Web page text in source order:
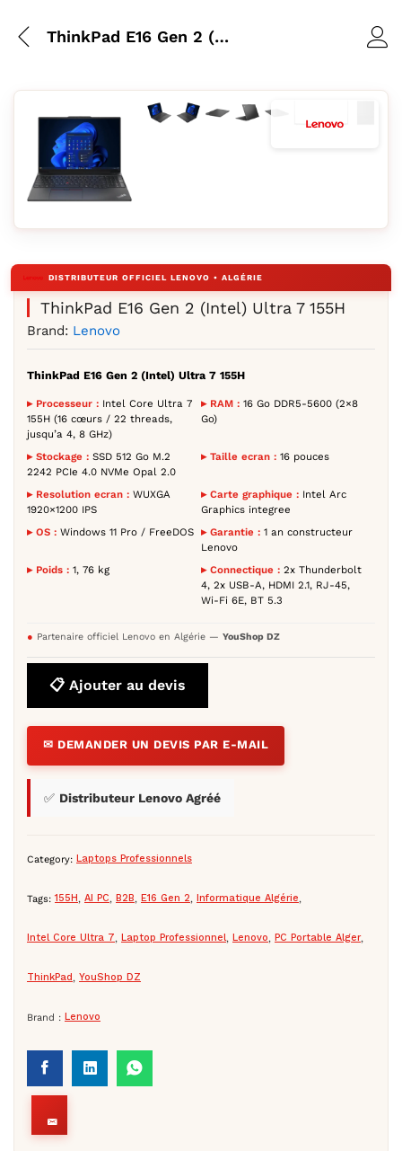
ThinkPad E16 Gen 2 (Intel) Ultra 7 155H
ThinkPad E16 Gen 2 (Intel) Ultra 7 155H
Brand: Lenovo
ThinkPad E16 Gen 2 (Intel) Ultra 7 155H
▸ Processeur : Intel Core Ultra 7
155H (16 cœurs / 22 threads,
jusqu’a 4, 8 GHz)
▸ RAM : 16 Go DDR5-5600 (2×8
Go)
▸ Stockage : SSD 512 Go M.2
2242 PCIe 4.0 NVMe Opal 2.0
▸ Taille ecran : 16 pouces
▸ Resolution ecran : WUXGA
1920×1200 IPS
▸ Carte graphique : Intel Arc
Graphics integree
▸ OS : Windows 11 Pro / FreeDOS ▸ Garantie : 1 an constructeur
Lenovo
▸ Poids : 1, 76 kg ▸ Connectique : 2x Thunderbolt
4, 2x USB-A, HDMI 2.1, RJ-45,
Wi-Fi 6E, BT 5.3
● Partenaire officiel Lenovo en Algérie — YouShop DZ
📋 Ajouter au devis
✉ DEMANDER UN DEVIS PAR E-MAIL
✅ Distributeur Lenovo Agréé
Category: Laptops Professionnels
Tags: 155H , AI PC, B2B, E16 Gen 2, Informatique Algérie,
Intel Core Ultra 7, Laptop Professionnel, Lenovo, PC Portable Alger,
ThinkPad , YouShop DZ
Brand : Lenovo